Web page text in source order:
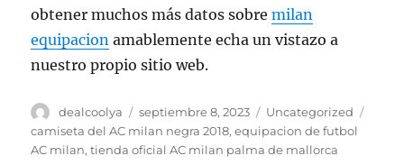
obtener muchos más datos sobremilan
equipacion amablemente echa un vistazo a
nuestro propio sitio web.
Autor
dealcoolya
Publicado
el
septiembre 8, 2023 Categorías
Uncategorized
camiseta del AC milan negra 2018,equipacion de futbol
AC milan,tienda oficial AC milan palma de mallorca